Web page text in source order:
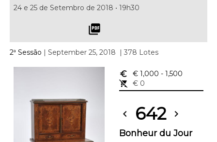
24 e 25 de Setembro de 2018 • 19h30
picture_as_pdf
2ª Sessão | September 25, 2018 | 378 Lotes
euro_symbol € 1,000 - 1,500
remove_shopping_cart
€ 0
chevron_left 642 chevron_right
Bonheur du Jour